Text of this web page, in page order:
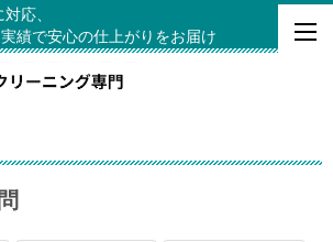
応、
績で安心の仕上がりをお届け